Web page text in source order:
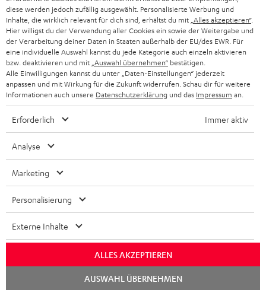
n
d
a
r
a
n
t
i
e
R
ü
c
k
n
a
h
m
i
k
o
n
t
d
a
t
e
n
Store Finder
Erlebe unsere Produkte hautnah und lass dich
persönlich im Store beraten.
Übersicht
8 Wochen Rückgaberecht
Kostenloser Rückversand
9 Teufel Stores
Mehr als 45 Jahre Erfahrung
diese werden jedoch zufällig ausgewählt. Personalisierte Werbung und
Inhalte, die wirklich relevant für dich sind, erhältst du mit „Alles akzeptieren“.
Hier willigst du der Verwendung aller Cookies ein sowie der Weitergabe und
der Verarbeitung deiner Daten in Staaten außerhalb der EU/des EWR. Für
eine individuelle Auswahl kannst du jede Kategorie auch einzeln aktivieren
bzw. deaktivieren und mit „Auswahl übernehmen“ bestätigen.
Alle Einwilligungen kannst du unter „Daten-Einstellungen“ jederzeit
anpassen und mit Wirkung für die Zukunft widerrufen. Schau dir für weitere
Informationen auch unsere Datenschutzerklärung und das Impressum an.
Erforderlich Immer aktiv
Analyse
Marketing
Personalisierung
Externe Inhalte
ALLES AKZEPTIEREN
AUSWAHL ÜBERNEHMEN